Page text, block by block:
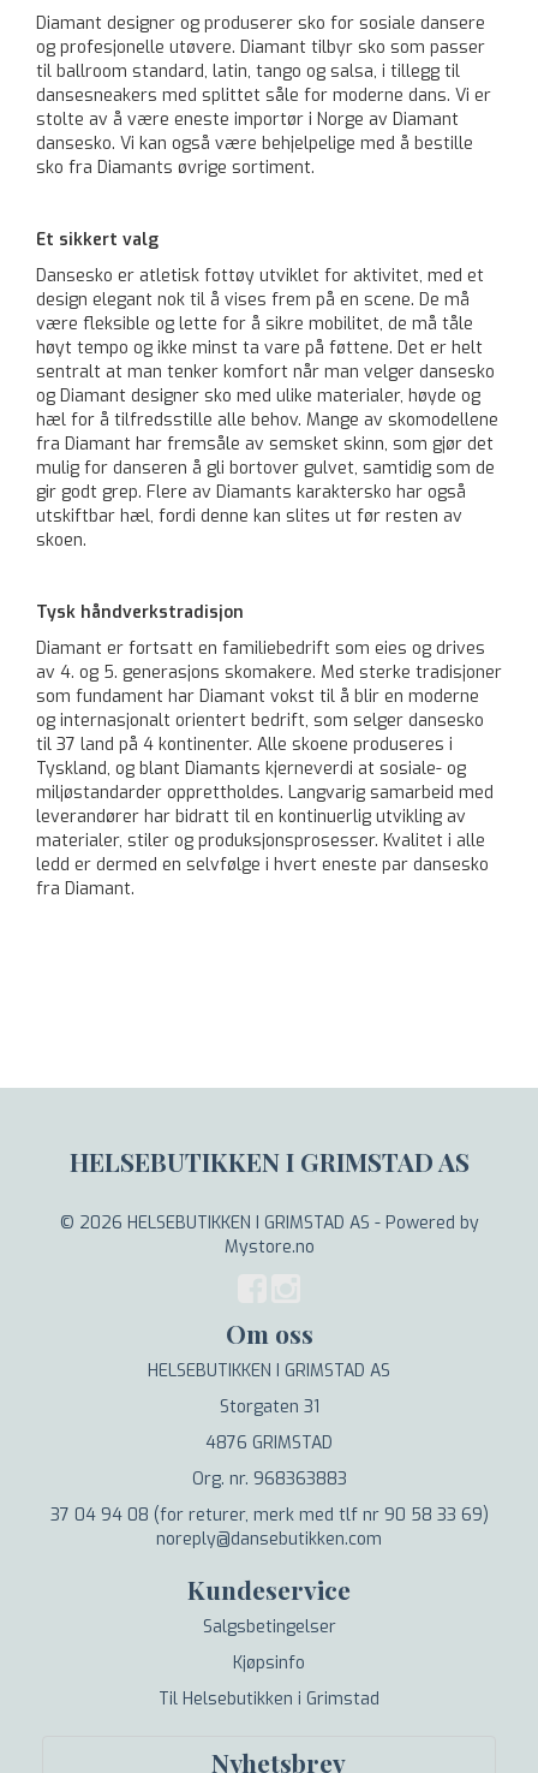
Diamant designer og produserer sko for sosiale dansere
og profesjonelle utøvere. Diamant tilbyr sko som passer
til ballroom standard, latin, tango og salsa, i tillegg til
dansesneakers med splittet såle for moderne dans. Vi er
stolte av å være eneste importør i Norge av Diamant
dansesko. Vi kan også være behjelpelige med å bestille
sko fra Diamants øvrige sortiment.
Et sikkert valg
Dansesko er atletisk fottøy utviklet for aktivitet, med et
design elegant nok til å vises frem på en scene. De må
være fleksible og lette for å sikre mobilitet, de må tåle
høyt tempo og ikke minst ta vare på føttene. Det er helt
sentralt at man tenker komfort når man velger dansesko
og Diamant designer sko med ulike materialer, høyde og
hæl for å tilfredsstille alle behov. Mange av skomodellene
fra Diamant har fremsåle av semsket skinn, som gjør det
mulig for danseren å gli bortover gulvet, samtidig som de
gir godt grep. Flere av Diamants karaktersko har også
utskiftbar hæl, fordi denne kan slites ut før resten av
skoen.
Tysk håndverkstradisjon
Diamant er fortsatt en familiebedrift som eies og drives
av 4. og 5. generasjons skomakere. Med sterke tradisjoner
som fundament har Diamant vokst til å blir en moderne
og internasjonalt orientert bedrift, som selger dansesko
til 37 land på 4 kontinenter. Alle skoene produseres i
Tyskland, og blant Diamants kjerneverdi at sosiale- og
miljøstandarder opprettholdes. Langvarig samarbeid med
leverandører har bidratt til en kontinuerlig utvikling av
materialer, stiler og produksjonsprosesser. Kvalitet i alle
ledd er dermed en selvfølge i hvert eneste par dansesko
fra Diamant.
HELSEBUTIKKEN I GRIMSTAD AS
© 2026 HELSEBUTIKKEN I GRIMSTAD AS - Powered by
Mystore.no
Om oss
HELSEBUTIKKEN I GRIMSTAD AS
Storgaten 31
4876 GRIMSTAD
Org. nr. 968363883
37 04 94 08 (for returer, merk med tlf nr 90 58 33 69)
noreply@dansebutikken.com
Kundeservice
Salgsbetingelser
Kjøpsinfo
Til Helsebutikken i Grimstad
Nyhetsbrev